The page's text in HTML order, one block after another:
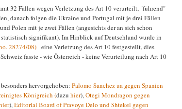
32 Fällen wegen Verletzung des Art 10 verurteilt, "führend"
danach folgen die Ukraine und Portugal mit je drei Fällen
Polen mit je zwei Fällen (angesichts der an sich schon
signifikant). Im Hinblick auf Deutschland wurde in
28274/08)- eine Verletzung des Art 10 festgestellt, dies
fasste - wie Österreich - keine Verurteilung nach Art 10
hervorgehoben: Palomo Sanchez ua gegen Spanien
Königreich (dazu hier),Otegi Mondragon gegen
),Editorial Board of Pravoye Delo und Shtekel gegen